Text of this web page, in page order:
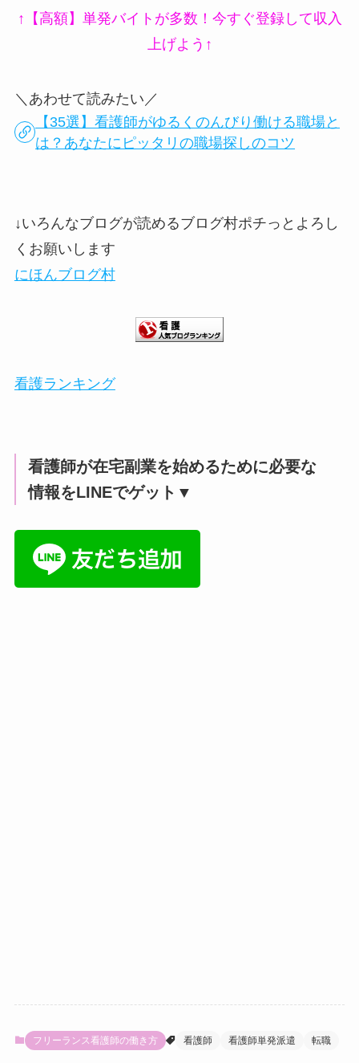
↑【高額】単発バイトが多数！今すぐ登録して収入
上げよう↑
＼あわせて読みたい／
【35選】看護師がゆるくのんびり働ける職場と
は？あなたにピッタリの職場探しのコツ
↓いろんなブログが読めるブログ村ポチっとよろし
くお願いします
にほんブログ村
看護ランキング
看護師が在宅副業を始めるために必要な
情報をLINEでゲット▼
フリーランス看護師の働き方 看護師 看護師単発派遣 転職